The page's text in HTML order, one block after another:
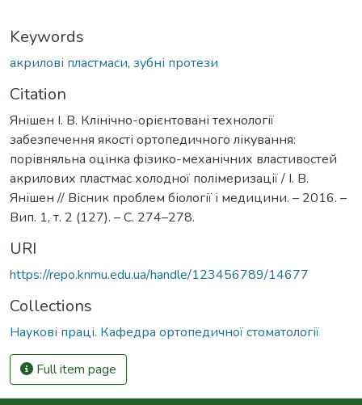
Keywords
акрилові пластмаси, зубні протези
Citation
Янішен І. В. Клінічно-орієнтовані технології
забезпечення якості ортопедичного лікування:
порівняльна оцінка фізико-механічних властивостей
акрилових пластмас холодної полімеризації / І. В.
Янішен // Вісник проблем біології і медицини. – 2016. –
Вип. 1, т. 2 (127). – С. 274–278.
URI
https://repo.knmu.edu.ua/handle/123456789/14677
Collections
Наукові праці. Кафедра ортопедичної стоматології
Full item page